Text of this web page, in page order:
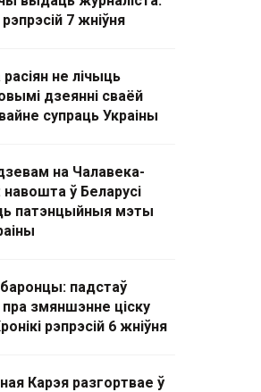
рэпрэсій 7 жніўня
не лічыць
дзеянні сваёй
вайне супраць Украіны
на Чалавека-
навошта ў Беларусі
патэнцыйныя мэты
падстаў
змяншэнне ціску
рэпрэсій 6 жніўня
Карэя разгортвае ў